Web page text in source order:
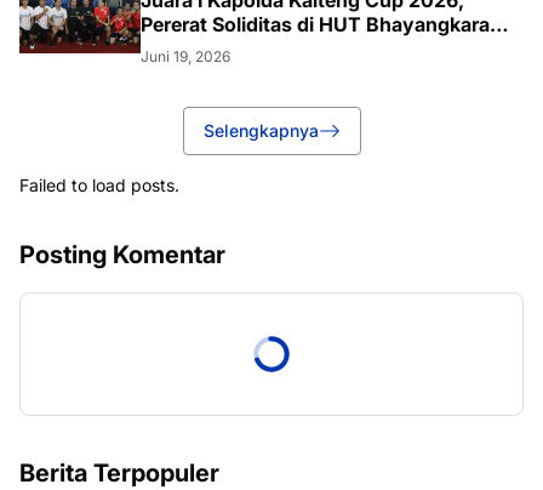
Pererat Soliditas di HUT Bhayangkara
ke-80
Juni 19, 2026
Selengkapnya
Failed to load posts.
Posting Komentar
Berita Terpopuler